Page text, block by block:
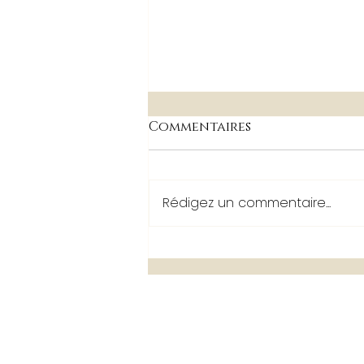
de mariage : 3 conseils
Commentaires
Rédigez un commentaire...